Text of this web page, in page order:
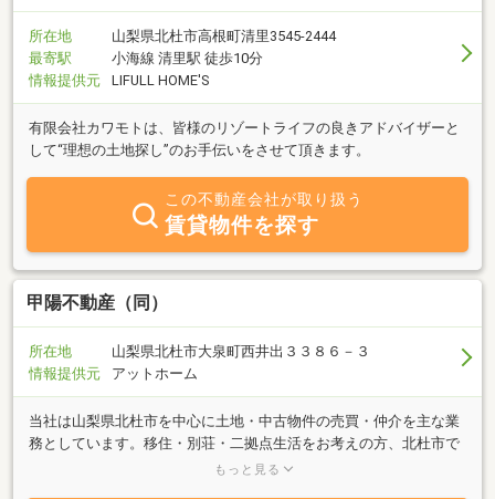
所在地
山梨県北杜市高根町清里3545-2444
最寄駅
小海線 清里駅 徒歩10分
情報提供元
LIFULL HOME'S
有限会社カワモトは、皆様のリゾートライフの良きアドバイザーと
して“理想の土地探し”のお手伝いをさせて頂きます。
この不動産会社が取り扱う
賃貸物件を探す
甲陽不動産（同）
所在地
山梨県北杜市大泉町西井出３３８６－３
情報提供元
アットホーム
当社は山梨県北杜市を中心に土地・中古物件の売買・仲介を主な業
務としています。移住・別荘・二拠点生活をお考えの方、北杜市で
実現したい夢をお持ちの方、ぜひお気軽にご連絡ください。2006年
もっと見る